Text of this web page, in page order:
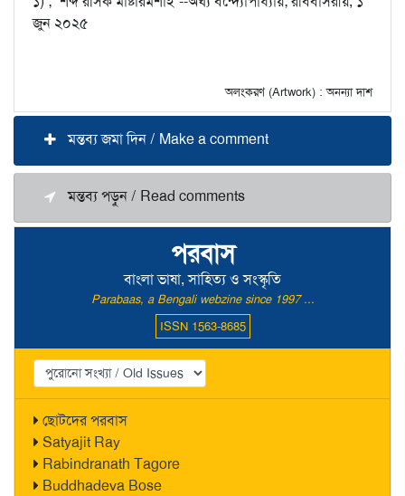
পরবাস
বাংলা ভাষা, সাহিত্য ও সংস্কৃতি
Parabaas, a Bengali webzine since 1997 ...
ISSN 1563-8685
ছোটদের পরবাস
Satyajit Ray
Rabindranath Tagore
Buddhadeva Bose
জুন ২০২৫
অলংকরণ (Artwork) : অনন্যা দাশ
মন্তব্য জমা দিন / Make a comment
মন্তব্য পড়ুন / Read comments